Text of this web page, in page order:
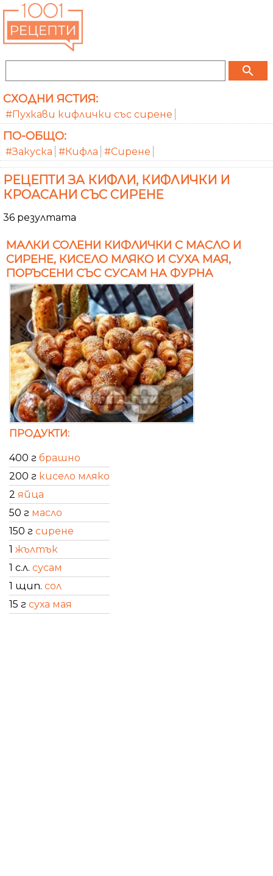
search
СХОДНИ ЯСТИЯ:
#Пухкави кифлички със сирене
ПО-ОБЩО:
#Закуска #Кифла #Сирене
РЕЦЕПТИ ЗА КИФЛИ, КИФЛИЧКИ И
КРОАСАНИ СЪС СИРЕНЕ
36 резултата
МАЛКИ СОЛЕНИ КИФЛИЧКИ С МАСЛО И
СИРЕНЕ, КИСЕЛО МЛЯКО И СУХА МАЯ,
ПОРЪСЕНИ СЪС СУСАМ НА ФУРНА
ПРОДУКТИ:
400 г брашно
200 г кисело мляко
2 яйца
50 г масло
150 г сирене
1 жълтък
1 с.л. сусам
1 щип. сол
15 г суха мая